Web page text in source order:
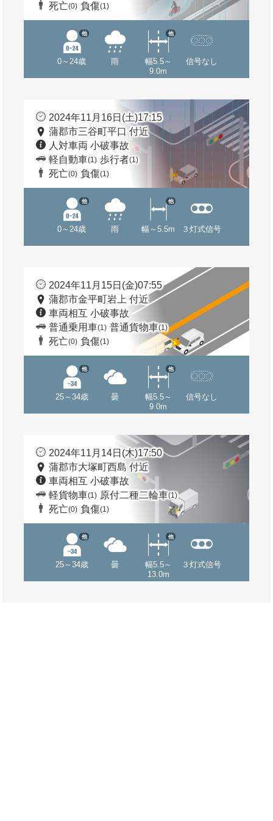
死亡(0) 負傷(1)
0～24歳
他
雨
幅5.5～
9.0m
他
信号なし
2024年11月16日(土)17:15
蒲郡市三谷町平口 付近
人対車両 小破事故
軽自動車(1) 歩行者(1)
死亡(0) 負傷(1)
0～24歳
他
雨 幅～5.5m
他
３灯式信号
2024年11月15日(金)07:55
蒲郡市金平町岩上 付近
車両相互 小破事故
普通乗用車(1) 普通貨物車(1)
死亡(0) 負傷(1)
25～34歳
他
曇
幅5.5～
9.0m
他
信号なし
2024年11月14日(木)17:50
蒲郡市大塚町西島 付近
車両相互 小破事故
軽貨物車(1) 原付二種二輪車(1)
死亡(0) 負傷(1)
25～34歳
他
曇
幅5.5～
13.0m
他
３灯式信号